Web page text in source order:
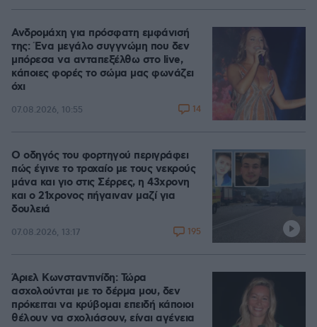
Ανδρομάχη για πρόσφατη εμφάνισή
της: Ένα μεγάλο συγγνώμη που δεν
μπόρεσα να ανταπεξέλθω στο live,
κάποιες φορές το σώμα μας φωνάζει
όχι
07.08.2026, 10:55 14
Ο οδηγός του φορτηγού περιγράφει
πώς έγινε το τροχαίο με τους νεκρούς
μάνα και γιο στις Σέρρες, η 43χρονη
και ο 21χρονος πήγαιναν μαζί για
δουλειά
07.08.2026, 13:17 195
Άριελ Κωνσταντινίδη: Τώρα
ασχολούνται με το δέρμα μου, δεν
πρόκειται να κρύβομαι επειδή κάποιοι
θέλουν να σχολιάσουν, είναι αγένεια